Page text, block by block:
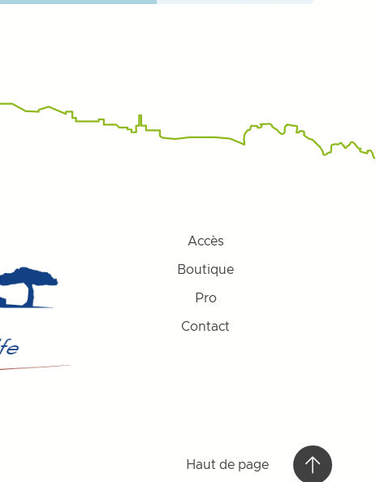
Accès
Boutique
Pro
Contact
Haut de page